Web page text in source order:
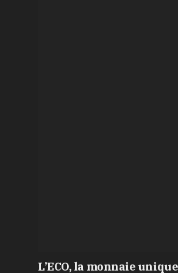
L’ECO, la monnaie